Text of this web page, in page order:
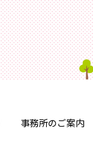
事務所のご案内